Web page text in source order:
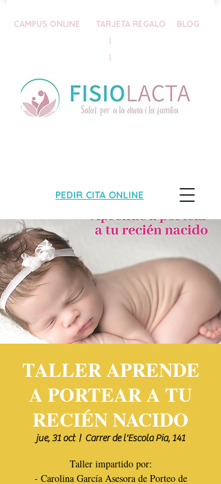
PEDIR CITA ONLINE
CAMPUS ONLINE TARJETA REGALO BLOG
TALLER APRENDE
A PORTEAR A TU
RECIÉN NACIDO
jue, 31 oct
  |
Carrer de l'Escola Pia, 141
Taller impartido por:
- Carolina García Asesora de Porteo de